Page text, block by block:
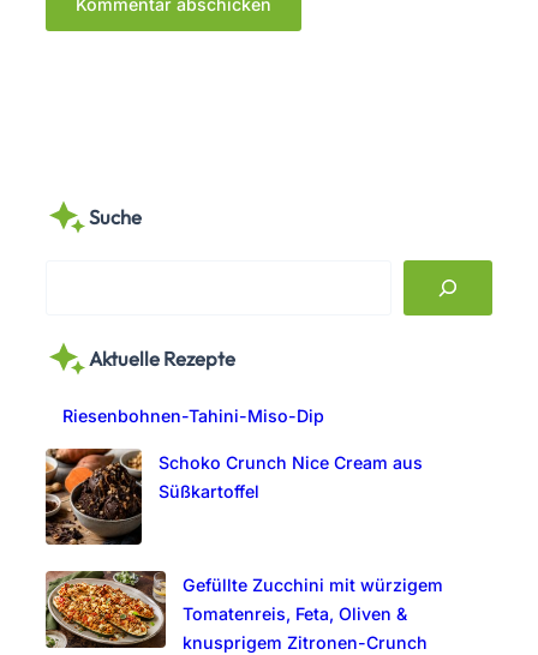
Suche
r
Aktuelle Rezepte
Riesenbohnen-Tahini-Miso-Dip
Schoko Crunch Nice Cream aus
Süßkartoffel
Gefüllte Zucchini mit würzigem
Tomatenreis, Feta, Oliven &
knusprigem Zitronen-Crunch